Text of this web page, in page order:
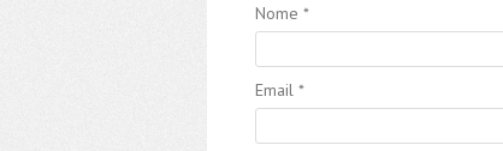
Nome *
Email *